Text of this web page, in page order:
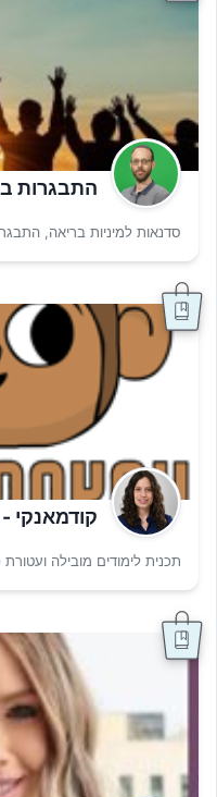
התבגרות
סדנאות למיניות בריאה,
קודמאנקי
תכנית לימודים מובילה